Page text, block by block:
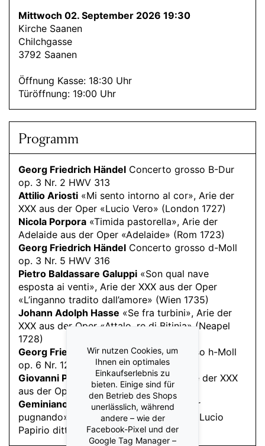
Mittwoch 02. September 2026 19:30
Kirche Saanen
Chilchgasse
3792 Saanen
Öffnung Kasse: 18:30 Uhr
Türöffnung: 19:00 Uhr
Programm
Georg Friedrich Händel Concerto grosso B-Dur
op. 3 Nr. 2 HWV 313
Attilio Ariosti «Mi sento intorno al cor», Arie der
XXX aus der Oper «Lucio Vero» (London 1727)
Nicola Porpora «Timida pastorella», Arie der
Adelaide aus der Oper «Adelaide» (Rom 1723)
Georg Friedrich Händel Concerto grosso d-Moll
op. 3 Nr. 5 HWV 316
Pietro Baldassare Galuppi «Son qual nave
esposta ai venti», Arie der XXX aus der Oper
«L’inganno tradito dall’amore» (Wien 1735)
Johann Adolph Hasse «Se fra turbini», Arie der
XXX aus der Oper «Attalo, re di Bitinia» (Neapel
1728)
Georg Friedrich HändelConcerto grosso h-Moll
op. 6 Nr. 12 HWV 330 (1739)
Giovanni Porta
«Mi parla nel seno», Arie der XXX
aus der Oper «Farnace» (Bologna 1731)
Geminiano Giacomelli«Bel cader qualor
pugnando», Arie der XXX aus der Oper «Lucio
Papirio dittatore» (Parma 1729)
Wir nutzen Cookies, um
Ihnen ein optimales
Einkaufserlebnis zu
bieten. Einige sind für
den Betrieb des Shops
unerlässlich, während
andere – wie der
Facebook-Pixel und der
Google Tag Manager –